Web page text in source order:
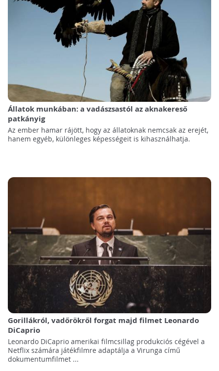
Állatok munkában: a vadászsastól az aknakereső
patkányig
Az ember hamar rájött, hogy az állatoknak nemcsak az erejét,
hanem egyéb, különleges képességeit is kihasználhatja.
Gorillákról, vadőrökről forgat majd filmet Leonardo
DiCaprio
Leonardo DiCaprio amerikai filmcsillag produkciós cégével a
Netflix számára játékfilmre adaptálja a Virunga című
dokumentumfilmet ...